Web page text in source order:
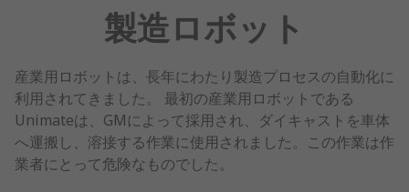
製造ロボット
産業用ロボットは、長年にわたり製造プロセスの自動化に
利用されてきました。 最初の産業用ロボットである
Unimateは、GMによって採用され、ダイキャストを車体
へ運搬し、溶接する作業に使用されました。この作業は作
業者にとって危険なものでした。